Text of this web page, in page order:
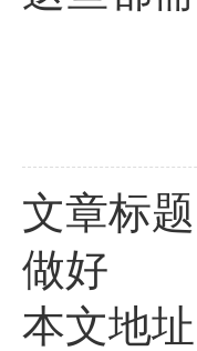
文章标
做好
本文地址